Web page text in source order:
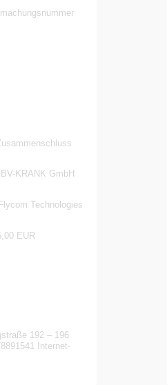
KRANK GmbH
Technologies
EUR
192 – 196
Internet-